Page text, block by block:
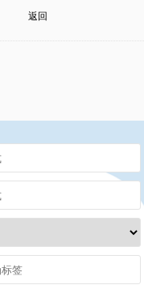
返回